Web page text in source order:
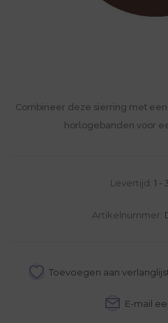
Combineer deze sierring met
horlogebanden voor
Levertijd: 1 -
Artikelnummer: